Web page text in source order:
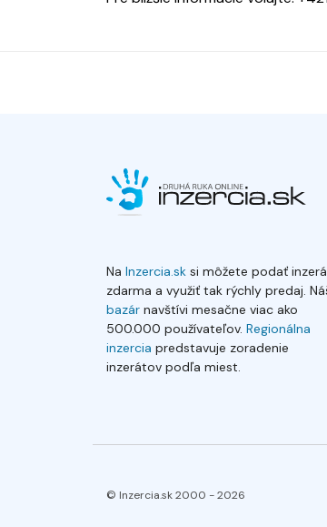
Na Inzercia.sk si môžete podať
zdarma a využiť tak rýchly predaj.
bazár navštívi mesačne viac ako
500.000 používateľov. Regionálna
inzercia predstavuje zoradenie
inzerátov podľa miest.
© Inzercia.sk 2000 -2026